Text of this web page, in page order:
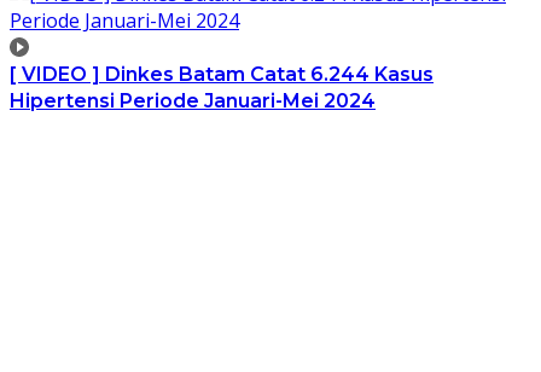
[ VIDEO ] Dinkes Batam Catat 6.244 Kasus
Hipertensi Periode Januari-Mei 2024